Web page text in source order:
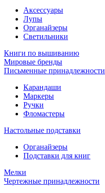
Аксессуары
Лупы
Органайзеры
Светильники
Книги по вышиванию
Мировые бренды
Письменные принадлежности
Карандаши
Маркеры
Ручки
Фломастеры
Настольные подставки
Органайзеры
Подставки для книг
Мелки
Чертежные принадлежности